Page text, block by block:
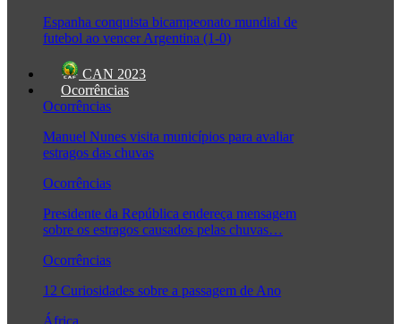
Espanha conquista bicampeonato mundial de
futebol ao vencer Argentina (1-0)
CAN 2023
Ocorrências
Ocorrências
Manuel Nunes visita municípios para avaliar
estragos das chuvas
Ocorrências
Presidente da República endereça mensagem
sobre os estragos causados pelas chuvas…
Ocorrências
12 Curiosidades sobre a passagem de Ano
África